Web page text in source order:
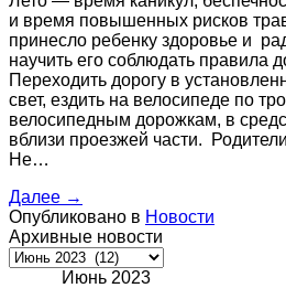
и время повышенных рисков
принесло ребенку здоровье и
научить его соблюдать правила
Переходить дорогу в
свет, ездить на велосипеде по
велосипедным дорожкам, в
вблизи проезжей части.
Не…
Далее →
Опубликовано в Новости
Архивные новости
Архивные
новостиИюнь 2023